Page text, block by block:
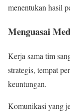
menentukan hasil
Menguasai
Kerja sama tim
strategis, tempat
keuntungan.
Komunikasi yang